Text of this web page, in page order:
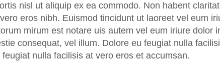
nisl ut aliquip ex ea commodo. Non habent
eros nibh. Euismod tincidunt ut laoreet vel eum
mirum est notare uis autem vel eum iriure dolor
consequat, vel illum. Dolore eu feugiat nulla
nulla facilisis at vero eros et accumsan.